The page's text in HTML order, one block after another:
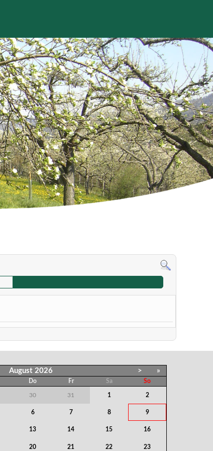
August 2026 > »
Do Fr Sa So
30 31 1 2
6 7 8 9
13 14 15 16
20 21 22 23